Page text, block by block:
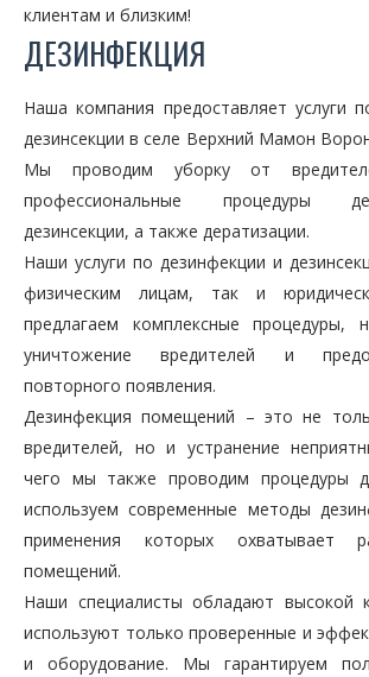
клиентам и близким!
ДЕЗИНФЕКЦИЯ
Наша компания предоставляет услуги
дезинсекции в селе Верхний Мамон
Мы проводим уборку от
профессиональные процедуры
дезинсекции, а также дератизации.
Наши услуги по дезинфекции и
физическим лицам, так и
предлагаем комплексные процедуры,
уничтожение вредителей и
повторного появления.
Дезинфекция помещений – это не
вредителей, но и устранение
чего мы также проводим процедуры
используем современные методы
применения которых охватывает
помещений.
Наши специалисты обладают высокой
используют только проверенные и
и оборудование. Мы гарантируем